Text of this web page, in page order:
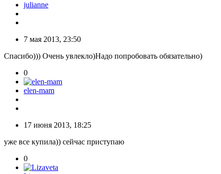
julianne
7 мая 2013, 23:50
Спасибо))) Очень увлекло)Надо попробовать обязательно)
0
elen-mam
17 июня 2013, 18:25
уже все купила)) сейчас приступаю
0